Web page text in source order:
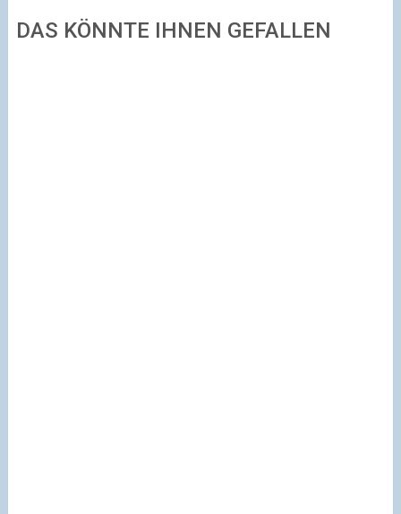
DAS KÖNNTE IHNEN GEFALLEN